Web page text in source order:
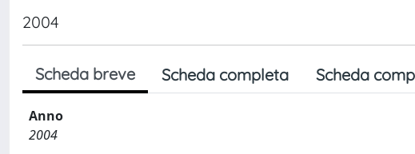
2004
Scheda breve Scheda completa Scheda
Anno
2004